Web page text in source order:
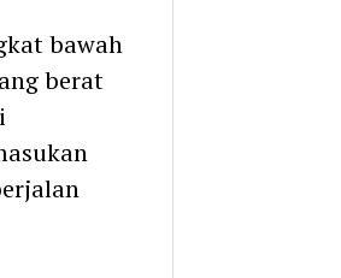
bawah
berat